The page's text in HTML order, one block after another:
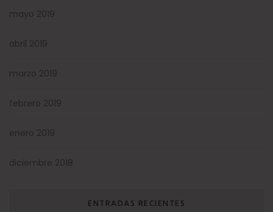
mayo 2019
abril 2019
marzo 2019
febrero 2019
enero 2019
diciembre 2018
ENTRADAS RECIENTES